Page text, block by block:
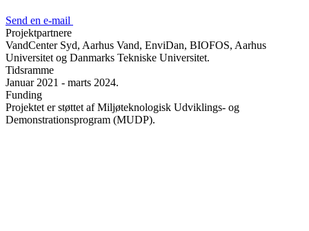
Send en e-mail
Projektpartnere
VandCenter Syd, Aarhus Vand, EnviDan, BIOFOS, Aarhus
Universitet og Danmarks Tekniske Universitet.
Tidsramme
Januar 2021 - marts 2024.
Funding
Projektet er støttet af Miljøteknologisk Udviklings- og
Demonstrationsprogram (MUDP).